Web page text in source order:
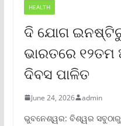
HEALTH
ଦି ଯୋଗ
ଭାରତରେ ୧୨ତମ
ଦିବସ ପାଳିତ
June 24, 2026 admin
ଭୁବନେଶ୍ୱର: ବିଶ୍ୱର